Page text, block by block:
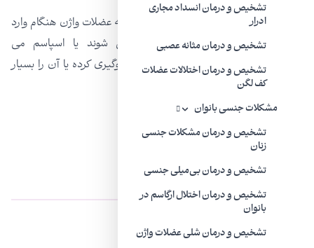
تشخیص و درمان انسداد مجاری
ادرار
تشخیص و درمان مثانه عصبی
تشخیص و درمان اختلالات عضلات
کف لگن
مشکلات جنسی بانوان
تشخیص و درمان مشکلات جنسی
زنان
تشخیص و درمان بی‌میلی جنسی
تشخیص و درمان اختلال ارگاسم در
بانوان
تشخیص و درمان شلی عضلات واژن
واژینیسموس (Vaginismus) هنگامی است که عضلات واژن هنگام وارد
شدن چیزی به داخل آن منقبض می شوند یا اسپاسم می
کند.انقباضات می توانند از رابطه جنسی جلوگیری کرده یا آن را بسیار
دردناک کنند.
انواع واژینیسموس
دو نوع اصلی از واژینیسموس وجود دارد.